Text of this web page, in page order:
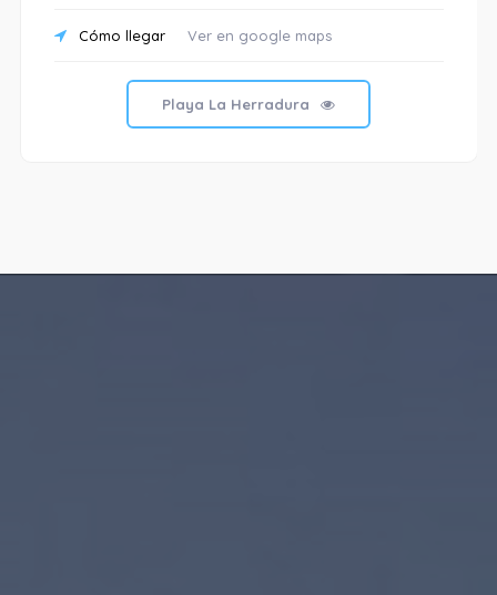
Cómo llegar Ver en google maps
Playa La Herradura